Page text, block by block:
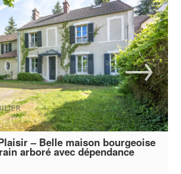
– Belle maison bourgeoise
arboré avec dépendance